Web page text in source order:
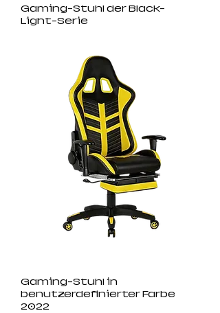
Gaming-Stuhl der Black-
Light-Serie
Gaming-Stuhl in
benutzerdefinierter Farbe
2022